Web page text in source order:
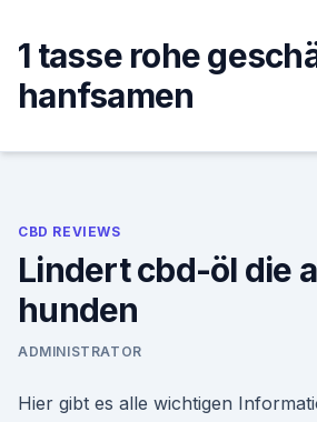
content
1 tasse rohe
hanfsamen
CBD REVIEWS
Lindert cbd-öl die
hunden
ADMINISTRATOR
Hier gibt es alle wichtigen